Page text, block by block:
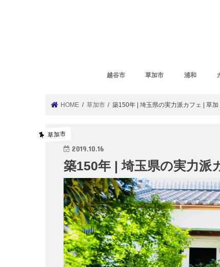
越谷市 草加市 浦和
HOME 草加市 築150年 | 埼玉県の実力派カフェ | 草加
草加市
2019.10.16
築150年 | 埼玉県の実力派